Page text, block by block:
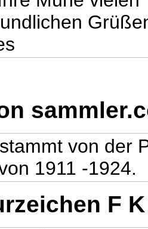
von der
1911 -1924.
F